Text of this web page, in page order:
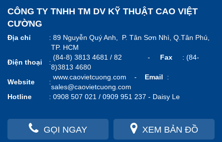
CÔNG TY TNHH TM DV KỸ THUẬT CAO VIỆT
CƯỜNG
Địa chỉ : 89 Nguyễn Quý Anh, P. Tân Sơn Nhì, Q.Tân Phú,
TP. HCM
Điện thoại
:
(84-8) 3813 4681 / 82 - Fax
: (84-
8)3813 4680
Website
:
www.caovietcuong.com - Email :
sales@caovietcuong.com
Hotline
: 0908 507 021 / 0909 951 237 - Daisy Le
GỌI NGAY XEM BẢN ĐỒ